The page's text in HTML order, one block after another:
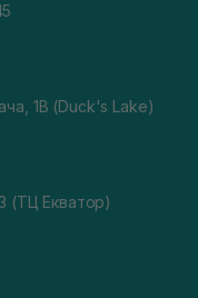
1В (Duck's Lake)
(ТЦ Екватор)